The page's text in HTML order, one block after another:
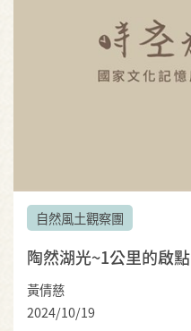
自然風土觀察團
陶然湖光~1公里的啟點
黃倩慈
2024/10/19